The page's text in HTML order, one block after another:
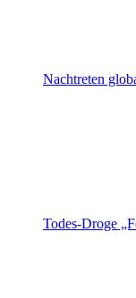
Nachtreten
Todes-Droge